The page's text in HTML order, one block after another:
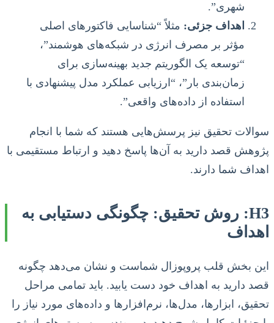
شهری”.
اهداف جزئی: مثلاً “شناسایی فاکتورهای اصلی
مؤثر بر مصرف انرژی در شبکه‌های هوشمند”،
“توسعه یک الگوریتم جدید بهینه‌سازی برای
زمان‌بندی بار”، “ارزیابی عملکرد مدل پیشنهادی با
استفاده از داده‌های واقعی”.
سوالات تحقیق نیز پرسش‌هایی هستند که شما با انجام
پژوهش قصد دارید به آن‌ها پاسخ دهید و ارتباط مستقیمی با
اهداف شما دارند.
H3: روش تحقیق: چگونگی دستیابی به
اهداف
این بخش قلب پروپوزال شماست و نشان می‌دهد چگونه
قصد دارید به اهداف خود دست یابید. باید تمامی مراحل
تحقیق، ابزارها، مدل‌ها، نرم‌افزارها و داده‌های مورد نیاز را